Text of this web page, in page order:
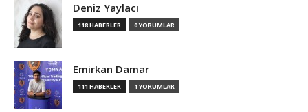
Deniz Yaylacı
118 HABERLER 0 YORUMLAR
Emirkan Damar
111 HABERLER 1 YORUMLAR